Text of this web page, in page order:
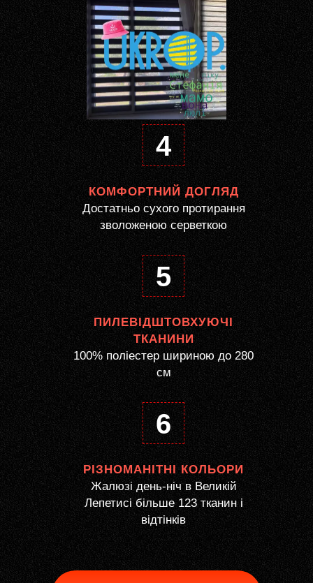
4
КОМФОРТНИЙ ДОГЛЯД
Достатньо сухого протирання
зволоженою серветкою
5
ПИЛЕВІДШТОВХУЮЧІ
ТКАНИНИ
100% поліестер шириною до 280
см
6
РІЗНОМАНІТНІ КОЛЬОРИ
Жалюзі день-ніч в Великій
Лепетисі більше 123 тканин і
відтінків